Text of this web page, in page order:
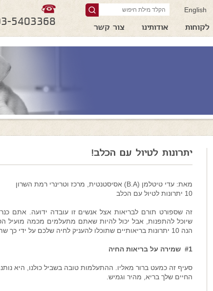
English
לקוחות אודותינו צור קשר
5403368
יתרונות לטיול עם הכלב!
מאת: עדי טיטלמן (B.A) אסיסטנטית, מרכז וטרינרי רמת השרון
10 יתרונות לטיול עם הכלב
זה שספורט תורם לבריאות אצל אנשים זו עובדה ידועה. אתם
שיוכל להתפנות, אבל יכול להיות שאתם מתעלמים מכמה מועיל
הנה 10 יתרונות בריאותיים שתוכלו להעניק לחיה שלכם על ידי כך שתצאו איתה לטיול באופן קבוע.
#1 שמירה על בריאות החיה
סעיף זה כמעט ברור מאליו. ההתעלמות טובה בשביל כולנו, היא
החיים שלך בריא, מהיר וגמיש.